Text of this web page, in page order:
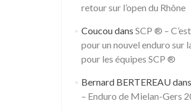
retour sur l’open du Rhône
Coucoudans SCP ® –
pour un nouvel enduro sur
pour les équipes SCP ®
Bernard BERTEREAUdans
– Enduro de Mielan-Gers